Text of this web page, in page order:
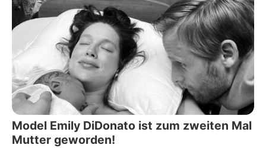
Model Emily DiDonato ist zum zweiten Mal
Mutter geworden!